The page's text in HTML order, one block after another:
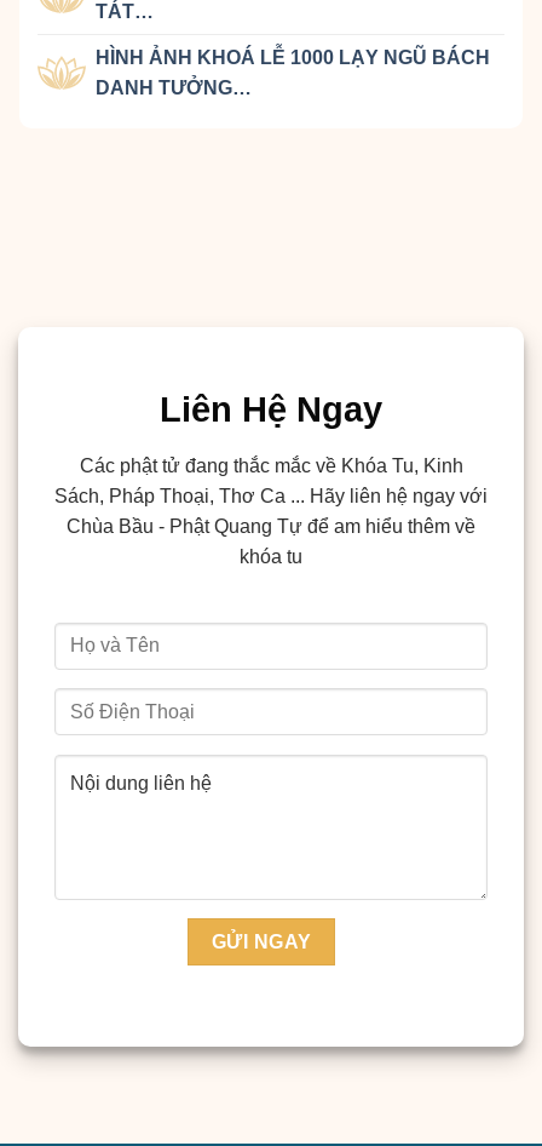
TÁT…
HÌNH ẢNH KHOÁ LỄ 1000 LẠY NGŨ BÁCH
DANH TƯỞNG…
Liên Hệ Ngay
Các phật tử đang thắc mắc về Khóa Tu, Kinh
Sách, Pháp Thoại, Thơ Ca ... Hãy liên hệ ngay với
Chùa Bầu - Phật Quang Tự để am hiểu thêm về
khóa tu